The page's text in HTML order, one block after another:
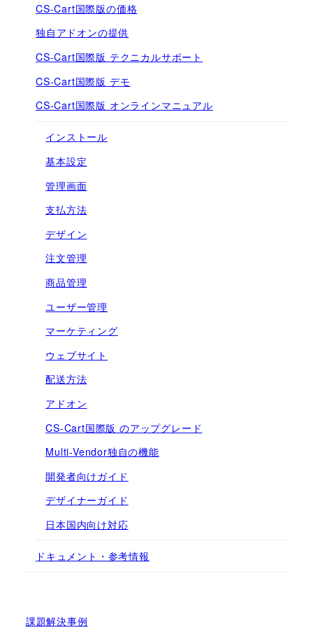
CS-Cart国際版の価格
独自アドオンの提供
CS-Cart国際版 テクニカルサポート
CS-Cart国際版 デモ
CS-Cart国際版 オンラインマニュアル
インストール
基本設定
管理画面
支払方法
デザイン
注文管理
商品管理
ユーザー管理
マーケティング
ウェブサイト
配送方法
アドオン
CS-Cart国際版 のアップグレード
Multi-Vendor独自の機能
開発者向けガイド
デザイナーガイド
日本国内向け対応
ドキュメント・参考情報
課題解決事例